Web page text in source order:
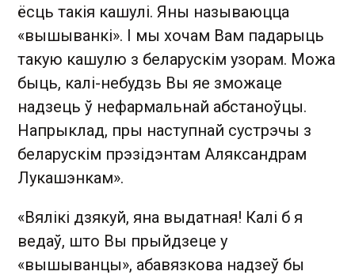
ёсць такія кашулі. Яны называюцца
«вышыванкі». І мы хочам Вам падарыць
такую кашулю з беларускім узорам. Можа
быць, калі-небудзь Вы яе зможаце
надзець ў нефармальнай абстаноўцы.
Напрыклад, пры наступнай сустрэчы з
беларускім прэзідэнтам Аляксандрам
Лукашэнкам».
«Вялікі дзякуй, яна выдатная! Калі б я
ведаў, што Вы прыйдзеце у
«вышыванцы», абавязкова надзеў бы